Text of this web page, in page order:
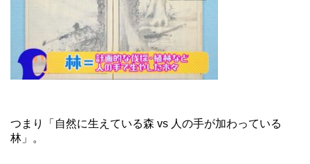
つまり「自然に生えている森 vs 人の手が加わっている
林」。